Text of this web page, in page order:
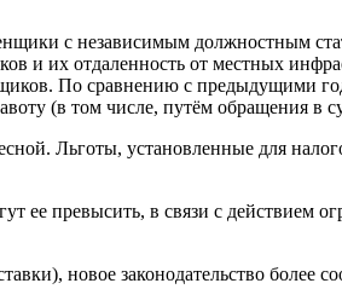
с независимым должностным
и их отдаленность от местных
По сравнению с предыдущими
(в том числе, путём обращения в
Льготы, установленные для
ее превысить, в связи с действием
новое законодательство более